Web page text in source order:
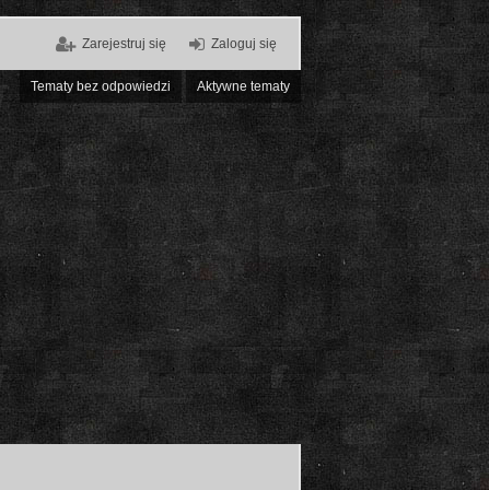
Zaloguj się
Zarejestruj się
Tematy bez odpowiedzi Aktywne tematy